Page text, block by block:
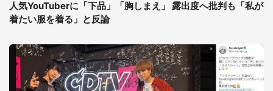
人気YouTuberに「下品」「胸しまえ」 露出度へ批判も「私が
着たい服を着る」と反論